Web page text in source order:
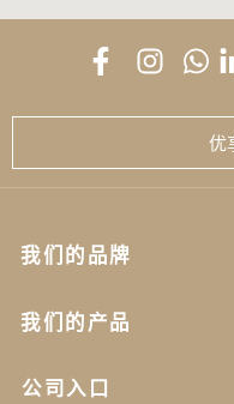
优
我们的品牌
我们的产品
公司入口